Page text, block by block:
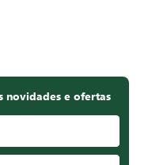
novidades e ofertas